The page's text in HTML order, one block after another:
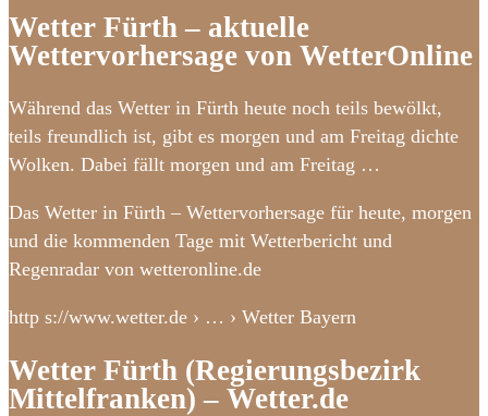
Wetter Fürth – aktuelle
Wettervorhersage von WetterOnline
Während das Wetter in Fürth heute noch teils bewölkt,
teils freundlich ist, gibt es morgen und am Freitag dichte
Wolken. Dabei fällt morgen und am Freitag …
Das Wetter in Fürth – Wettervorhersage für heute, morgen
und die kommenden Tage mit Wetterbericht und
Regenradar von wetteronline.de
http s://www.wetter.de › … › Wetter Bayern
Wetter Fürth (Regierungsbezirk
Mittelfranken) – Wetter.de